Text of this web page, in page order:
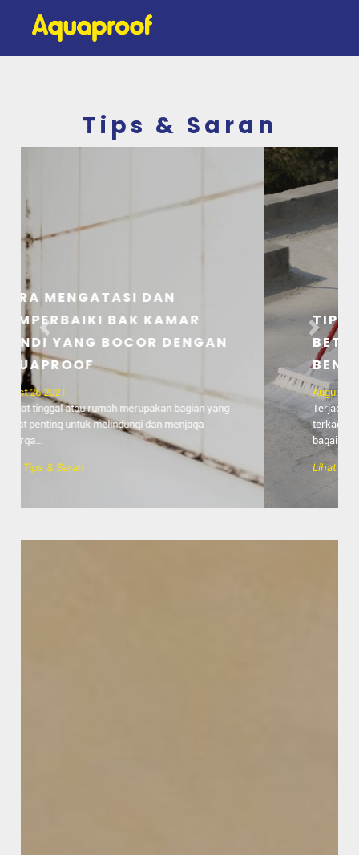
Tips & Saran
TIPS CARA MENGATASI DAK
BETON YANG BOCOR DENGAN
BENAR
Terjadinya rembesan air pada dak beton memang
terkadang membuat kita pusing dan bingung
bagaimana me...
Lihat Tips & Saran
Previous Next